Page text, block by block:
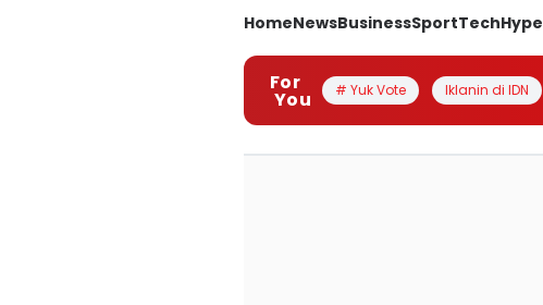
HomeNewsBusinessSportTechHype
For
You # Yuk Vote Iklanin di IDN